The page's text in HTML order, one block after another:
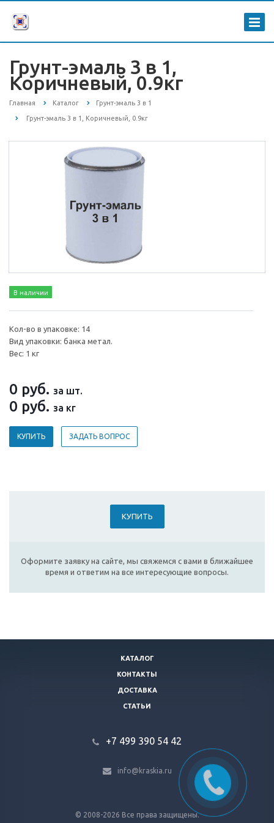
Грунт-эмаль 3 в 1,
Коричневый, 0.9кг
Главная Каталог Грунт-эмаль 3 в 1
Грунт-эмаль 3 в 1, Коричневый, 0.9кг
В наличии
Кол-во в упаковке: 14
Вид упаковки: банка метал.
Вес: 1 кг
0 руб. за шт.
0 руб. за кг
КУПИТЬ ЗАДАТЬ ВОПРОС
КУПИТЬ
Оформите заявку на сайте, мы свяжемся с вами в ближайшее
время и ответим на все интересующие вопросы.
КАТАЛОГ
КОНТАКТЫ
ДОСТАВКА
СТАТЬИ
+7 499 390 54 42
info@kraskia.ru
© 2008-2026 Все права защищены.